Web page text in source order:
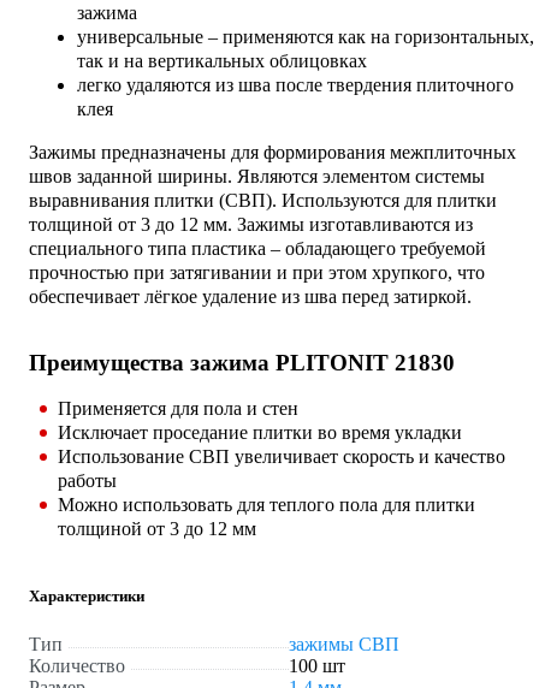
зажима
универсальные – применяются как на горизонтальных,
так и на вертикальных облицовках
легко удаляются из шва после твердения плиточного
клея
Зажимы предназначены для формирования межплиточных
швов заданной ширины. Являются элементом системы
выравнивания плитки (СВП). Используются для плитки
толщиной от 3 до 12 мм. Зажимы изготавливаются из
специального типа пластика – обладающего требуемой
прочностью при затягивании и при этом хрупкого, что
обеспечивает лёгкое удаление из шва перед затиркой.
Преимущества зажима PLITONIT 21830
Применяется для пола и стен
Исключает проседание плитки во время укладки
Использование СВП увеличивает скорость и качество
работы
Можно использовать для теплого пола для плитки
толщиной от 3 до 12 мм
Характеристики
Тип
зажимы СВП
Количество
100 шт